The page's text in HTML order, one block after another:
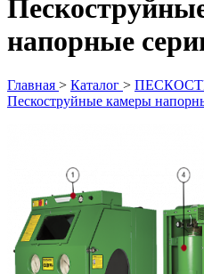
напорные
Главная > Каталог >
Пескоструйные камеры